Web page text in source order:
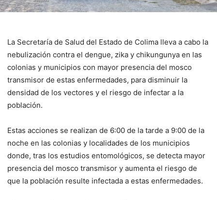
La Secretaría de Salud del Estado de Colima lleva a cabo la
nebulización contra el dengue, zika y chikungunya en las
colonias y municipios con mayor presencia del mosco
transmisor de estas enfermedades, para disminuir la
densidad de los vectores y el riesgo de infectar a la
población.
Estas acciones se realizan de 6:00 de la tarde a 9:00 de la
noche en las colonias y localidades de los municipios
donde, tras los estudios entomológicos, se detecta mayor
presencia del mosco transmisor y aumenta el riesgo de
que la población resulte infectada a estas enfermedades.